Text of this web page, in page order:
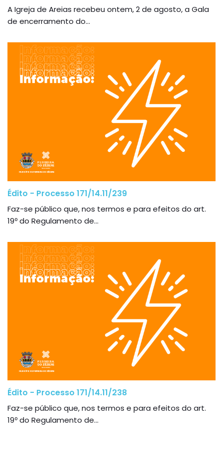
A Igreja de Areias recebeu ontem, 2 de agosto, a Gala
de encerramento do...
Édito - Processo 171/14.11/239
Faz-se público que, nos termos e para efeitos do art.
19º do Regulamento de...
Édito - Processo 171/14.11/238
Faz-se público que, nos termos e para efeitos do art.
19º do Regulamento de...